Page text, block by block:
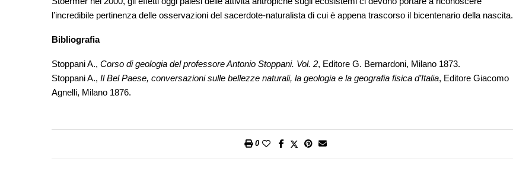
l’incredibile pertinenza delle osservazioni del sacerdote-naturalista di cui è appena trascorso il bicentenario della nascita.
Bibliografia
Stoppani A., Corso di geologia del professore Antonio Stoppani. Vol. 2, Editore G. Bernardoni, Milano 1873.
Stoppani A., Il Bel Paese, conversazioni sulle bellezze naturali, la geologia e la geografia fisica d’Italia, Editore Giacomo
Agnelli, Milano 1876.
0